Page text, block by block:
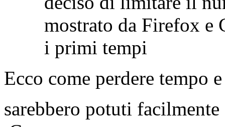
mostrato da Firefox e
i primi tempi
Ecco come perdere tempo
sarebbero potuti